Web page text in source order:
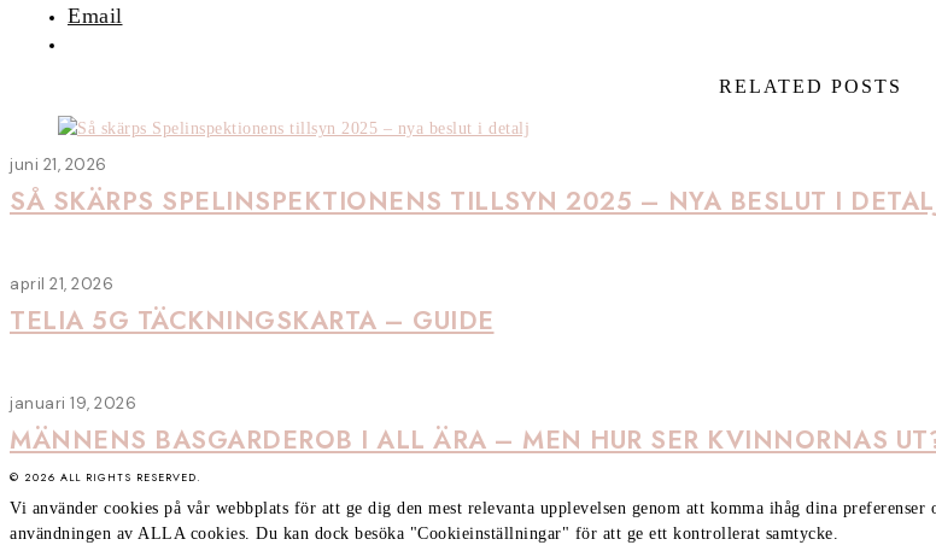
Email
RELATED POSTS
juni 21, 2026
SÅ SKÄRPS SPELINSPEKTIONENS TILLSYN 2025 – NYA BESLUT I
april 21, 2026
TELIA 5G TÄCKNINGSKARTA – GUIDE
januari 19, 2026
MÄNNENS BASGARDEROB I ALL ÄRA – MEN HUR SER KVINNORNAS
© 2026 ALL RIGHTS RESERVED.
Vi använder cookies på vår webbplats för att ge dig den mest relevanta upplevelsen genom att komma ihåg dina
användningen av ALLA cookies. Du kan dock besöka "Cookieinställningar" för att ge ett kontrollerat samtycke.